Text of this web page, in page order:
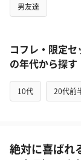
男友達
コフレ・限定
の年代から探す
10代 20代前
絶対に喜ばれ